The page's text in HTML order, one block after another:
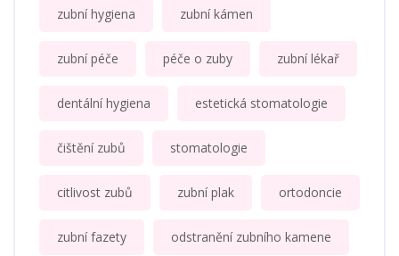
zubní hygiena zubní kámen
zubní péče péče o zuby zubní lékař
dentální hygiena estetická stomatologie
čištění zubů stomatologie
citlivost zubů zubní plak ortodoncie
zubní fazety odstranění zubního kamene